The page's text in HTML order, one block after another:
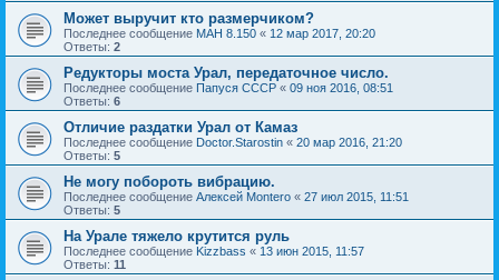
Может выручит кто размерчиком?
Последнее сообщение МАН 8.150 « 12 мар 2017, 20:20
Ответы: 2
Редукторы моста Урал, передаточное число.
Последнее сообщение Папуся СССР « 09 ноя 2016, 08:51
Ответы: 6
Отличие раздатки Урал от Камаз
Последнее сообщение Doctor.Starostin « 20 мар 2016, 21:20
Ответы: 5
Не могу побороть вибрацию.
Последнее сообщение Алексей Montero « 27 июл 2015, 11:51
Ответы: 5
На Урале тяжело крутится руль
Последнее сообщение Kizzbass « 13 июн 2015, 11:57
Ответы: 11